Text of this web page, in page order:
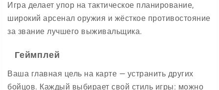
Игра делает упор на тактическое планирование,
широкий арсенал оружия и жёсткое противостояние
за звание лучшего выживальщика.
Геймплей
Ваша главная цель на карте — устранить других
бойцов. Каждый выбирает свой стиль игры: можно